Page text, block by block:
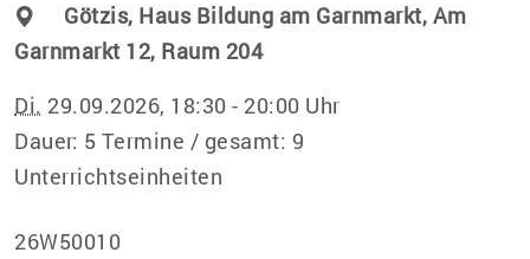
Götzis, Haus Bildung am Garnmarkt, Am
Garnmarkt 12, Raum 204
Di. 29.09.2026, 18:30 - 20:00 Uhr
Dauer: 5 Termine / gesamt: 9
Unterrichtseinheiten
26W50010